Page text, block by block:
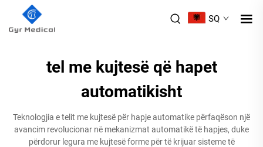
SQ
tel me kujtesë që hapet
automatikisht
Teknologjia e telit me kujtesë për hapje automatike përfaqëson një
avancim revolucionar në mekanizmat automatikë të hapjes, duke
përdorur legura me kujtesë forme për të krijuar sisteme të